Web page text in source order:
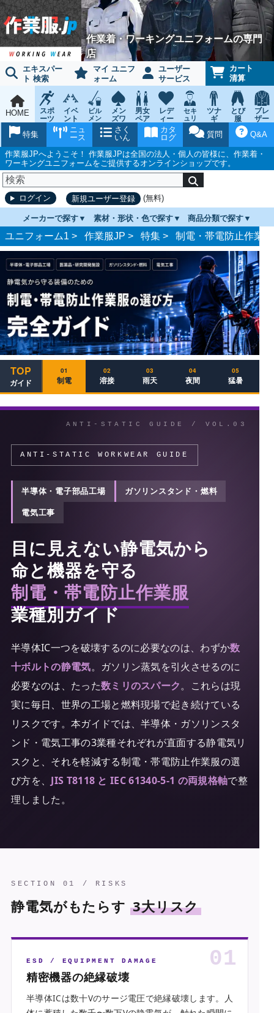
作業着・ワーキングユニフォームの専門
店
エキスパー
ト 検索
マイ ユニフ
ォーム
ユーザー
サービス
カート
清算
HOME
スポ
ーツ
ウェ
イベ
ント
チー
ム
ビル
メン
ンス
メン
ズワ
ーキ
ング
男女
ペア
レデ
ィー
ス
ワー
キン
グ
セキ
ュリ
ティ
ウェ
ツナ
ギ
とび
服
鳶作
業用
ブレ
ザー
ツ
Q&A
質問
カタ
ログ
さく
いん
ニュ
ース
特集
作業服JPへようこそ！ 作業服JPは全国の法人・個人の皆様に、作業着・
ワーキングユニフォームをご提供するオンラインショップです。
ログイン 新規ユーザー登録 (無料)
メーカーで探す 素材・形状・色で探す 商品分類で探す
ユニフォーム1 > 作業服JP > 特集 > 制電・帯電防止作業
TOP
ガイド
01
制電
02
溶接
03
雨天
04
夜間
05
猛暑
ANTI-STATIC WORKWEAR GUIDE
半導体・電子部品工場
ガソリンスタンド・燃料
電気工事
目に見えない静電気から
命と機器を守る
制電・帯電防止作業服
業種別ガイド
半導体IC一つを破壊するのに必要なのは、わずか数
十ボルトの静電気。ガソリン蒸気を引火させるのに
必要なのは、たった数ミリのスパーク。これらは現
実に毎日、世界の工場と燃料現場で起き続けている
リスクです。本ガイドでは、半導体・ガソリンスタ
ンド・電気工事の3業種それぞれが直面する静電気リ
スクと、それを軽減する制電・帯電防止作業服の選
び方を、 JIS T8118 と IEC 61340-5-1 の両規格軸で整
理しました。
SECTION 01 / RISKS
静電気がもたらす 3大リスク
01
ESD / EQUIPMENT DAMAGE
精密機器の絶縁破壊
半導体ICは数十Vのサージ電圧で絶縁破壊します。人